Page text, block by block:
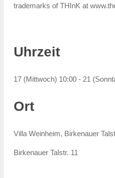
trademarks of THInK at
Uhrzeit
17 (Mittwoch) 10:00 - 21
Ort
Villa Weinheim, Birkenauer
Birkenauer Talstr. 11